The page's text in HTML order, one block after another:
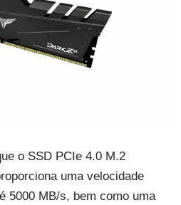
o SSD PCIe 4.0 M.2
uma velocidade
5000 MB/s, bem como uma